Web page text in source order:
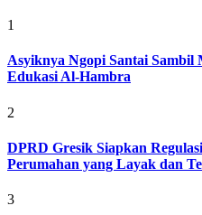
1
Asyiknya Ngopi Santai Sambil
Edukasi Al-Hambra
2
DPRD Gresik Siapkan
Perumahan yang Layak dan
3